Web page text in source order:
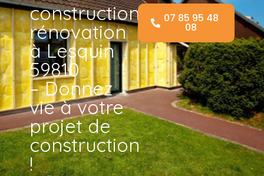
construction
rénovation
à Lesquin
59810
– Donnez
vie à votre
projet de
construction
!
07 85 95 48
08